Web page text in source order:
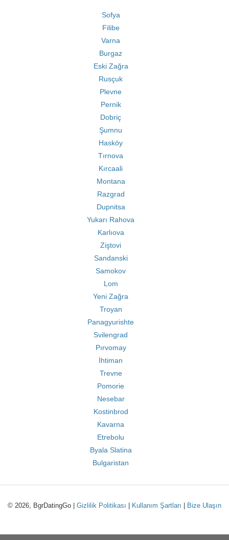
Sofya
Filibe
Varna
Burgaz
Eski Zağra
Rusçuk
Plevne
Pernik
Dobriç
Şumnu
Hasköy
Tırnova
Kırcaali
Montana
Razgrad
Dupnitsa
Yukarı Rahova
Karlıova
Ziştovi
Sandanski
Samokov
Lom
Yeni Zağra
Troyan
Panagyurishte
Svilengrad
Pırvomay
İhtiman
Trevne
Pomorie
Nesebar
Kostinbrod
Kavarna
Etrebolu
Byala Slatina
Bulgaristan
© 2026, BgrDatingGo | Gizlilik Politikası Kullanım Şartları Bize Ulaşın